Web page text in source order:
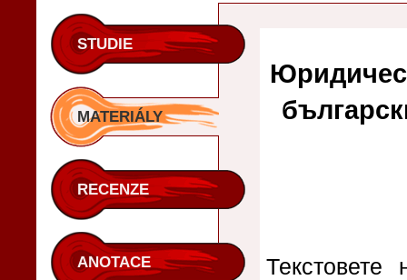
STUDIE
MATERIÁLY
RECENZE
ANOTACE